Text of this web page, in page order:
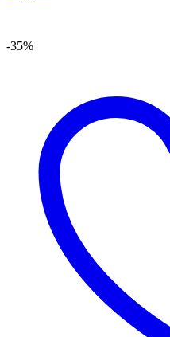
-35%